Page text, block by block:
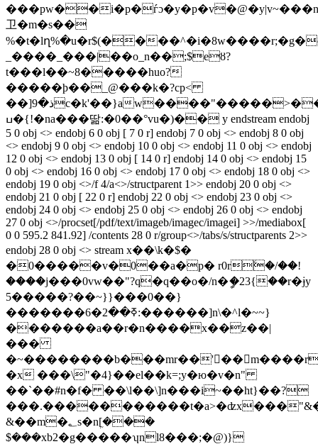
卫�m�s��
%�t�lղ%�u�r$(��
_����_���|��o_n��;$eȣ?
t���l��~8�����huo?
�����þ��_@���k�?cp<
��]ذ�9c�k'��}aw����"�����>��b�w��7�pk!
ߎ�{!�na���딺 :�0��°vu�)�� y endstream endobj
5 0 obj <> endobj 6 0 obj [ 7 0 r] endobj 7 0 obj <> endobj 8 0 obj
<> endobj 9 0 obj <> endobj 10 0 obj <> endobj 11 0 obj <> endobj
12 0 obj <> endobj 13 0 obj [ 14 0 r] endobj 14 0 obj <> endobj 15
0 obj <> endobj 16 0 obj <> endobj 17 0 obj <> endobj 18 0 obj <>
endobj 19 0 obj <>/f 4/a<>/structparent 1>> endobj 20 0 obj <>
endobj 21 0 obj [ 22 0 r] endobj 22 0 obj <> endobj 23 0 obj <>
endobj 24 0 obj <> endobj 25 0 obj <> endobj 26 0 obj <> endobj
27 0 obj <>/procset[/pdf/text/imageb/imagec/imagei] >>/mediabox[
0 0 595.2 841.92] /contents 28 0 r/group<>/tabs/s/structparents 2>>
endobj 28 0 obj <> stream x��\k�$�
�0�����v�0��a�p� r0rۧ�/��!
����j���0vw��"?q�q��o�/n�ީ�23{��r�ɉy
5�����?��~}}���0��}
�������ߧ��2�6:������]n\�^l�~~}
�������a��r�n����x��z��|
���
�x ���\"�4}��el��k=;y�ю�v�n"
��`��#n�f� ��\l��\]n���i~��ht}��?
&��m�؂s�nܹ[���
$���xb2�g�����ʮnl8���;�@)}